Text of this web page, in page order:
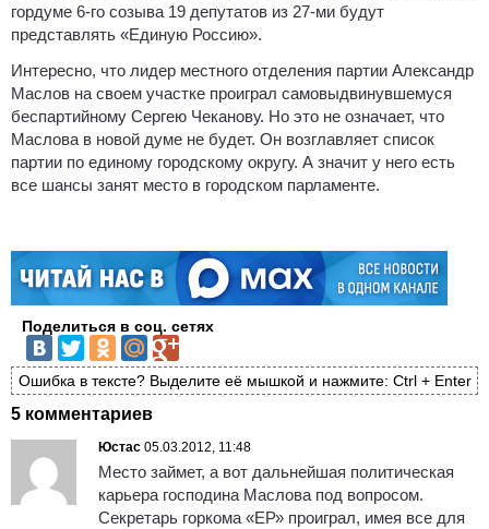
гордуме 6-го созыва 19 депутатов из 27-ми будут
представлять «Единую Россию».
Интересно, что лидер местного отделения партии Александр
Маслов на своем участке проиграл самовыдвинувшемуся
беспартийному Сергею Чеканову. Но это не означает, что
Маслова в новой думе не будет. Он возглавляет список
партии по единому городскому округу. А значит у него есть
все шансы занят место в городском парламенте.
Поделиться в соц. сетях
Ошибка в тексте? Выделите её мышкой и нажмите: Ctrl + Enter
5 комментариев
Юстас 05.03.2012, 11:48
Место займет, а вот дальнейшая политическая
карьера господина Маслова под вопросом.
Секретарь горкома «ЕР» проиграл, имея все для